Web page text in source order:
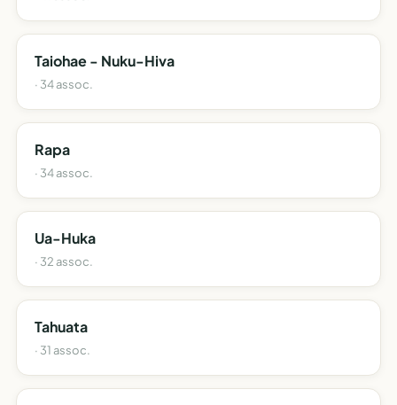
Taiohae - Nuku-Hiva
· 34 assoc.
Rapa
· 34 assoc.
Ua-Huka
· 32 assoc.
Tahuata
· 31 assoc.